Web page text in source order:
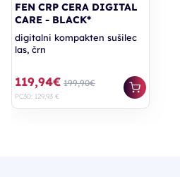
FEN CRP CERA DIGITAL
CARE - BLACK*
digitalni kompakten sušilec
las, črn
119,94€ 199,90€
PC30: 129,93 €